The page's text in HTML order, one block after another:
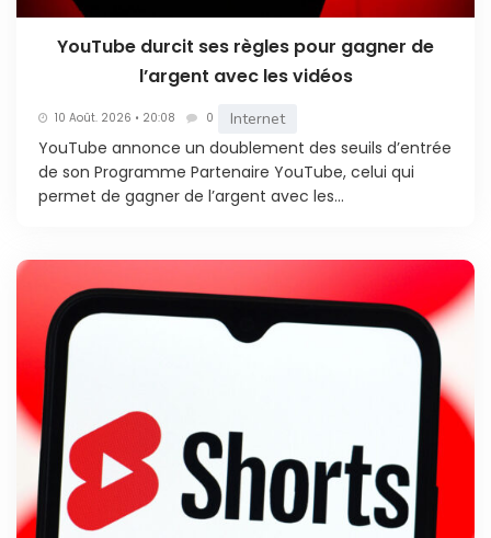
YouTube durcit ses règles pour gagner de
l’argent avec les vidéos
10 Août. 2026 • 20:08 0 Internet
YouTube annonce un doublement des seuils d’entrée
de son Programme Partenaire YouTube, celui qui
permet de gagner de l’argent avec les...